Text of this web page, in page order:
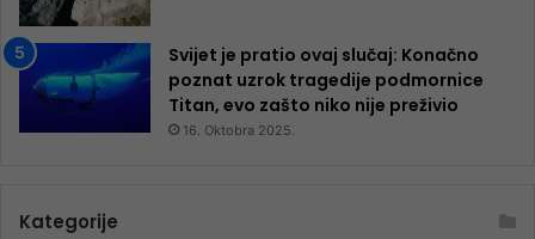
Svijet je pratio ovaj slučaj: Konačno
poznat uzrok tragedije podmornice
Titan, evo zašto niko nije preživio
16. Oktobra 2025.
Kategorije